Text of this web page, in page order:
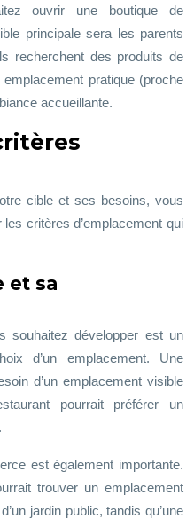
ouvrir une boutique de
principale sera les parents
recherchent des produits de
pratique (proche
accueillante.
cible et ses besoins, vous
critères d’emplacement qui
et sa
souhaitez développer est un
d’un emplacement. Une
d’un emplacement visible
pourrait préférer un
est également importante.
trouver un emplacement
jardin public, tandis qu’une